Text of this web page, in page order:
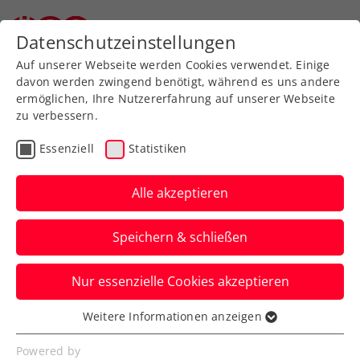
Zurück zur Newsübersicht
Turniere
Australian Open: Erstes
Grand-Slam-Abenteuer
von Erler/Miedler zu Ende
Für das ÖTV-Davis-Cup-Doppel kommt in
Melbourne letztlich in der zweiten Runde
das Aus.
Verfasst von: Manuel Wachta, 21.01.2023
Datenschutzeinstellungen
Auf unserer Webseite werden Cookies verwendet. Einige
davon werden zwingend benötigt, während es uns andere
ermöglichen, Ihre Nutzererfahrung auf unserer Webseite
zu verbessern.
Essenziell Statistiken
Alle akzeptieren
Speichern & schließen
Nur essenzielle Cookies akzeptieren
Essenziell
Essenzielle Cookies werden für grundlegende
Weitere Informationen anzeigen
Powered by